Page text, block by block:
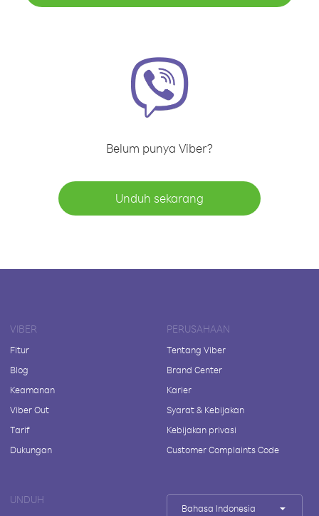
Belum punya Viber?
Unduh sekarang
VIBER
Fitur
Blog
Keamanan
Viber Out
Tarif
Dukungan
PERUSAHAAN
Tentang Viber
Brand Center
Karier
Syarat & Kebijakan
Kebijakan privasi
Customer Complaints Code
UNDUH
Bahasa Indonesia